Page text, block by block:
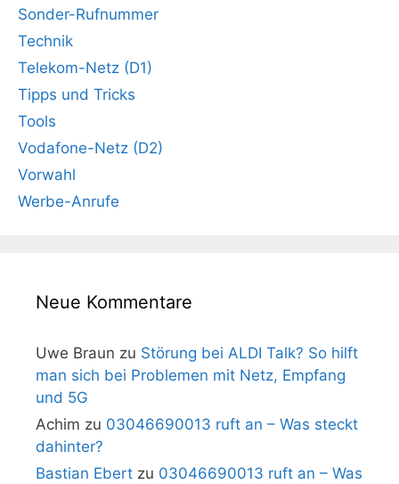
Sonder-Rufnummer
Technik
Telekom-Netz (D1)
Tipps und Tricks
Tools
Vodafone-Netz (D2)
Vorwahl
Werbe-Anrufe
Neue Kommentare
Uwe Braun zu Störung bei ALDI Talk? So hilft
man sich bei Problemen mit Netz, Empfang
und 5G
Achim zu 03046690013 ruft an – Was steckt
dahinter?
Bastian Ebert zu 03046690013 ruft an – Was